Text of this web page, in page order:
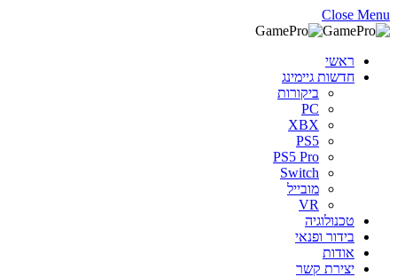
Close Menu
ראשי
חדשות גיימינג
ביקורות
PC
XBX
PS5
PS5 Pro
Switch
מובייל
VR
טכנולוגיה
בידור ופנאי
אודות
יצירת קשר